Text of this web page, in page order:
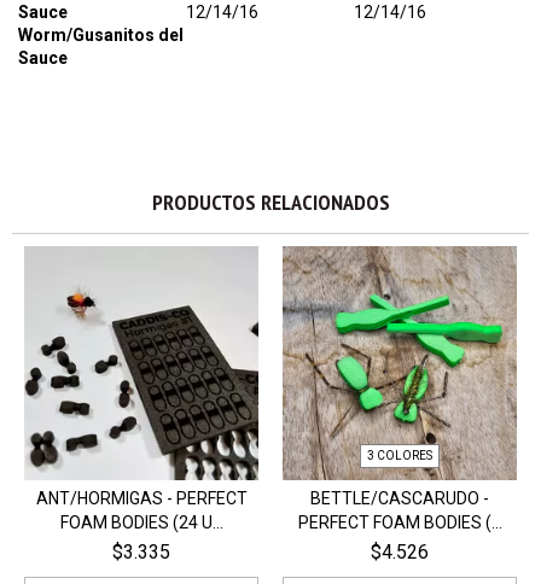
Sauce
Worm/Gusanitos del
Sauce
12/14/16 12/14/16
PRODUCTOS RELACIONADOS
ANT/HORMIGAS - PERFECT
FOAM BODIES (24 U...
$3.335
3 COLORES
BETTLE/CASCARUDO -
PERFECT FOAM BODIES (...
$4.526